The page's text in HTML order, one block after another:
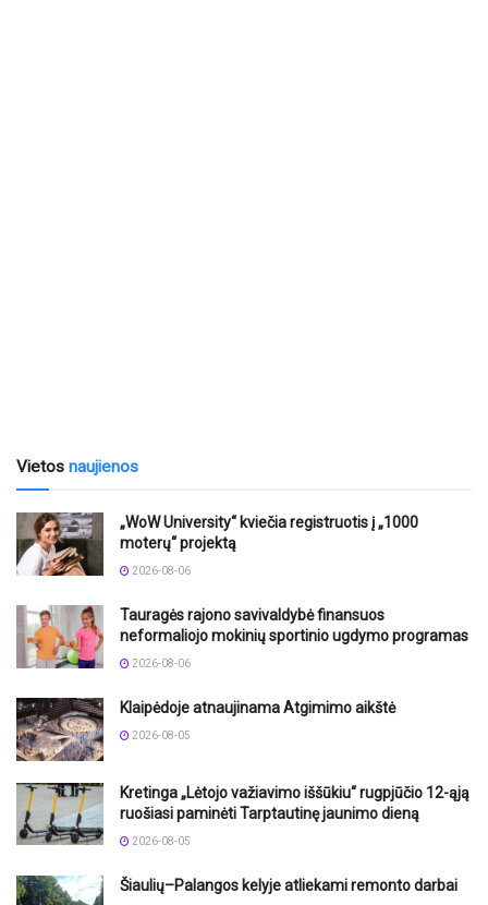
Vietos naujienos
„WoW University“ kviečia registruotis į „1000
moterų“ projektą
2026-08-06
Tauragės rajono savivaldybė finansuos
neformaliojo mokinių sportinio ugdymo programas
2026-08-06
Klaipėdoje atnaujinama Atgimimo aikštė
2026-08-05
Kretinga „Lėtojo važiavimo iššūkiu“ rugpjūčio 12-ąją
ruošiasi paminėti Tarptautinę jaunimo dieną
2026-08-05
Šiaulių–Palangos kelyje atliekami remonto darbai